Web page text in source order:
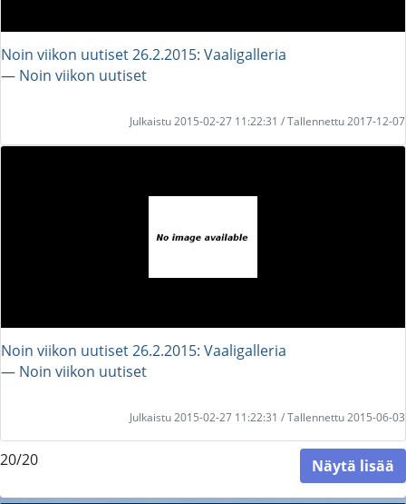
Noin viikon uutiset 26.2.2015: Vaaligalleria
― Noin viikon uutiset
Julkaistu 2015-02-27 11:22:31 / Tallennettu 2017-12-07
Noin viikon uutiset 26.2.2015: Vaaligalleria
― Noin viikon uutiset
Julkaistu 2015-02-27 11:22:31 / Tallennettu 2015-06-03
20/20 Näytä lisää